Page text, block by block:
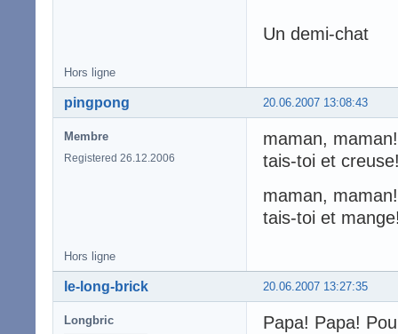
Un demi-chat
Hors ligne
20.06.2007 13:08:43
pingpong
Membre
Registered 26.12.2006
maman,
tais-toi et
maman,
tais-toi et
Hors ligne
20.06.2007 13:27:35
le-long-brick
Longbric
Papa! Papa!